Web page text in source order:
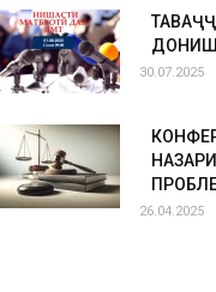
30.07.2025
26.04.2025